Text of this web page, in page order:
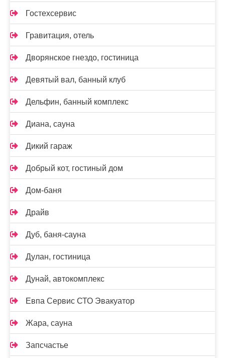
Гостехсервис
Гравитация, отель
Дворянское гнездо, гостиница
Девятый вал, банный клуб
Дельфин, банный комплекс
Диана, сауна
Дикий гараж
Добрый кот, гостиный дом
Дом-баня
Драйв
Дуб, баня-сауна
Дулан, гостиница
Дунай, автокомплекс
Евпа Сервис СТО Эвакуатор
Жара, сауна
Запсчастье